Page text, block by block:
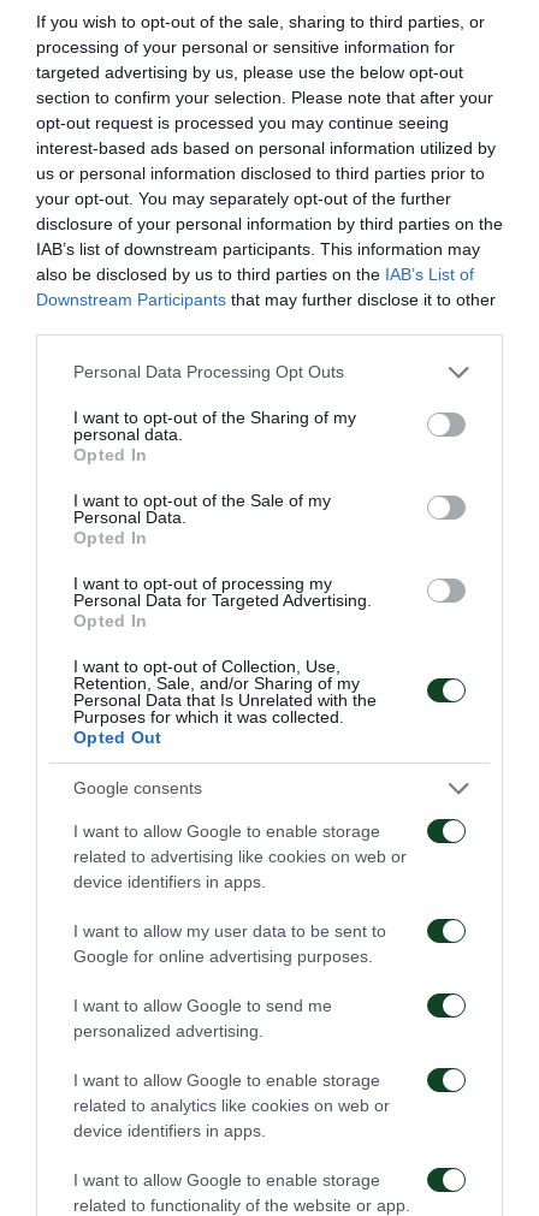
If you wish to opt-out of the sale, sharing to third parties, or
processing of your personal or sensitive information for
targeted advertising by us, please use the below opt-out
section to confirm your selection. Please note that after your
opt-out request is processed you may continue seeing
interest-based ads based on personal information utilized by
us or personal information disclosed to third parties prior to
your opt-out. You may separately opt-out of the further
disclosure of your personal information by third parties on the
IAB’s list of downstream participants. This information may
also be disclosed by us to third parties on the IAB’s List of
Downstream Participants that may further disclose it to other
Please note that this website/app uses one or more Google
not limited to your visit or usage behaviour. You may click to
grant or deny consent to Google and its third-party tags to
use your data for below specified purposes in below Google
consent section.
Personal Data Processing Opt Outs
I want to opt-out of the Sharing of my
personal data.
Opted In
I want to opt-out of the Sale of my
Personal Data.
Opted In
I want to opt-out of processing my
Personal Data for Targeted Advertising.
Opted In
I want to opt-out of Collection, Use,
Retention, Sale, and/or Sharing of my
Personal Data that Is Unrelated with the
Purposes for which it was collected.
Opted Out
Google consents
I want to allow Google to enable storage
related to advertising like cookies on web or
device identifiers in apps.
I want to allow my user data to be sent to
Google for online advertising purposes.
I want to allow Google to send me
personalized advertising.
I want to allow Google to enable storage
related to analytics like cookies on web or
device identifiers in apps.
I want to allow Google to enable storage
related to functionality of the website or app.
ανέλαβε να εκτελέσει ο Λόμπας, ο οποίος όμως
νικήθηκε απ’ τον Μωυσίδη. Όσο κι αν
προσπάθησαν μέχρι το φινάλε, οι παίκτες του
Τριφυλλιού δεν μπόρεσαν να βρουν τον δρόμο
προς τα δίχτυα με αποτέλεσμα να υποστούν τη
δεύτερη ήττα στη σεζόν.
ΑΕΚ: Μωυσίδης, Λιγάτος, Γεωργίου, Μουρτζινός,
Νίτσος, Αγκαλίου, Μάνος, Στεφανίδης,
Παναθηναϊκός: Σταμέλλος, Αρβανιτάκης,
Δημακόπουλος (72′ Τριγώνης), Γαζής, Βύντρα (60′
Κατσιούλας), Θεοχάρης, Λόμπας (72′ Μαυρίκος),
Ιωάννου, Γκρεμούτης (60′ Μαμάκος), Κίτσας,
Κουρουνιώτης (51′ Ρεμούνδος).